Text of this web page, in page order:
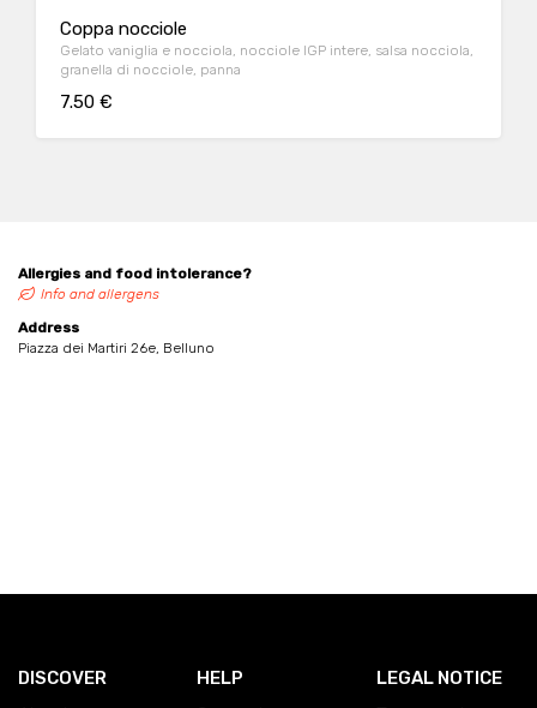
Coppa nocciole
Gelato vaniglia e nocciola, nocciole IGP intere, salsa nocciola,
granella di nocciole, panna
7.50 €
Allergies and food intolerance?
Info and allergens
Address
Piazza dei Martiri 26e, Belluno
DISCOVER HELP LEGAL NOTICE